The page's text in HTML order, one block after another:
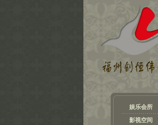
娱乐会所
影视空间